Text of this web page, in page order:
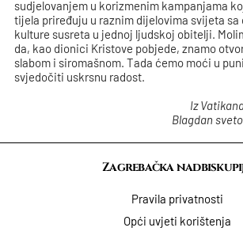
sudjelovanjem u korizmenim kampanjama
tijela priređuju u raznim dijelovima svijeta sa
kulture susreta u jednoj ljudskoj obitelji.
da, kao dionici Kristove pobjede, znamo
slabom i siromašnom. Tada ćemo moći u
svjedočiti uskrsnu radost.
Iz
Blagdan
Zagrebačka
Pravila privatnosti
Opći uvjeti korištenja